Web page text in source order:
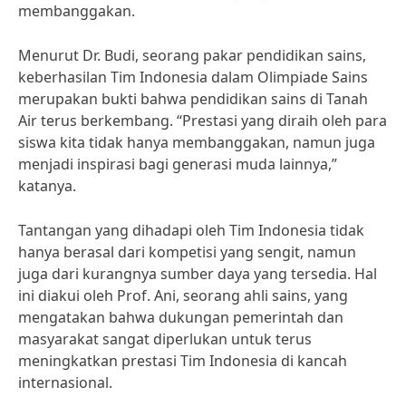
membanggakan.
Menurut Dr. Budi, seorang pakar pendidikan sains,
keberhasilan Tim Indonesia dalam Olimpiade Sains
merupakan bukti bahwa pendidikan sains di Tanah
Air terus berkembang. “Prestasi yang diraih oleh para
siswa kita tidak hanya membanggakan, namun juga
menjadi inspirasi bagi generasi muda lainnya,”
katanya.
Tantangan yang dihadapi oleh Tim Indonesia tidak
hanya berasal dari kompetisi yang sengit, namun
juga dari kurangnya sumber daya yang tersedia. Hal
ini diakui oleh Prof. Ani, seorang ahli sains, yang
mengatakan bahwa dukungan pemerintah dan
masyarakat sangat diperlukan untuk terus
meningkatkan prestasi Tim Indonesia di kancah
internasional.